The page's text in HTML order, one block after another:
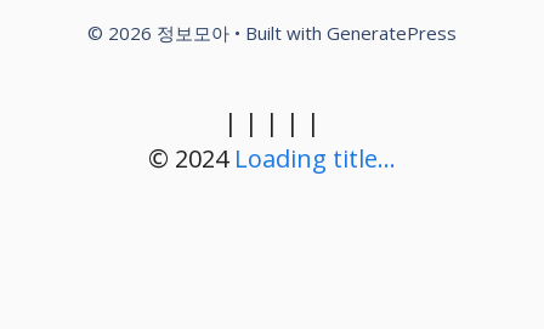
© 2026 정보모아 • Built with GeneratePress
| | | | |
© 2024 Loading title...